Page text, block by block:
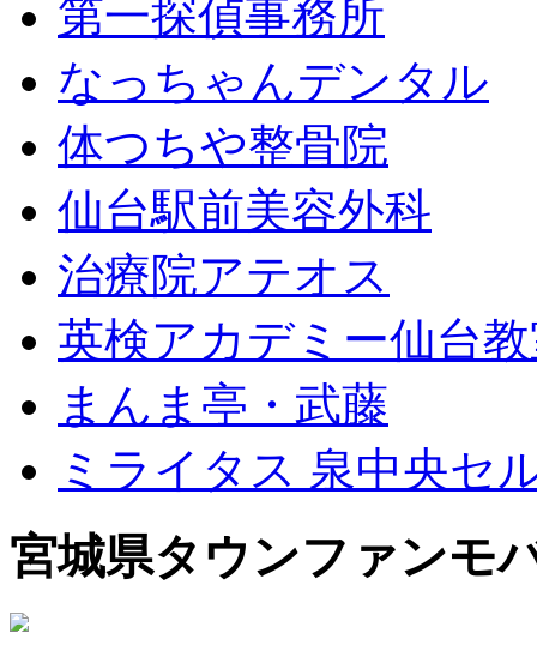
第一探偵事務所
なっちゃんデンタル
体つちや整骨院
仙台駅前美容外科
治療院アテオス
英検アカデミー仙台
まんま亭・武藤
ミライタス 泉中央セ
宮城県タウンファンモ